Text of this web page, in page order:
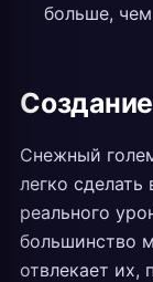
больше,
Снежный
легко
реального
большинство
отвлекает их,